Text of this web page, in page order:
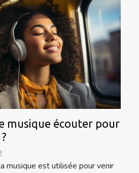
musique écouter pour
musique est utilisée pour venir